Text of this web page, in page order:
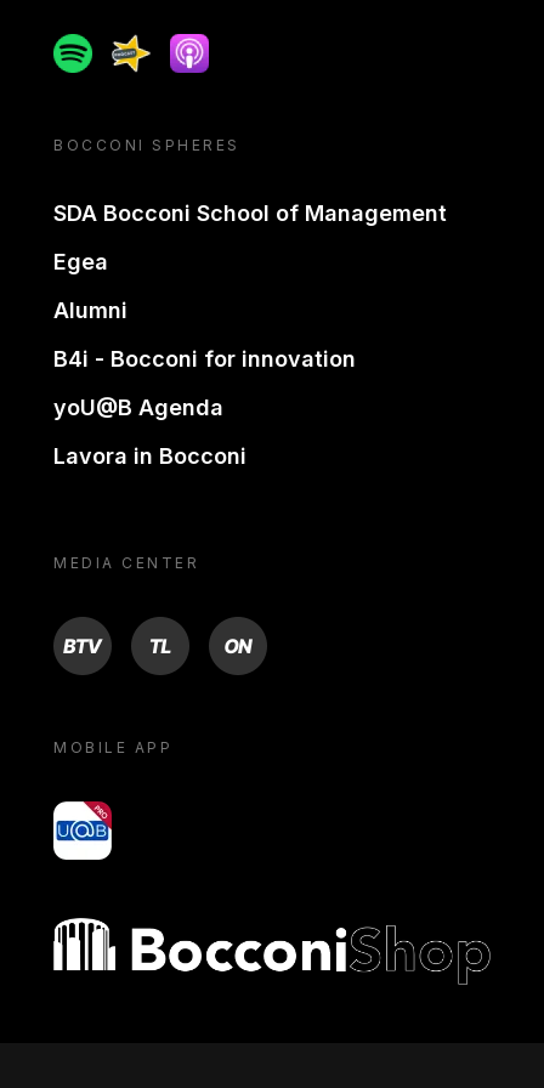
SpotifySpreakerApple podcast
BOCCONI SPHERES
SDA Bocconi School of Management
Egea
Alumni
B4i - Bocconi for innovation
yoU@B Agenda
Lavora in Bocconi
MEDIA CENTER
BTV TL ON
MOBILE APP
yoU@B
Bocconi shop